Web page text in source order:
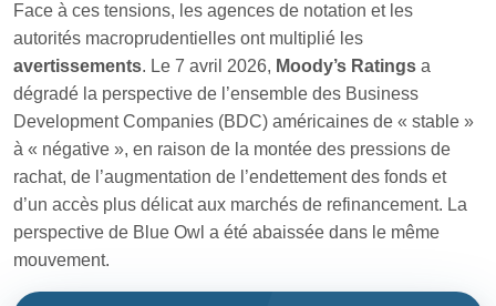
Face à ces tensions, les agences de notation et les
autorités macroprudentielles ont multiplié les
avertissements. Le 7 avril 2026, Moody’s Ratings a
dégradé la perspective de l’ensemble des Business
Development Companies (BDC) américaines de « stable »
à « négative », en raison de la montée des pressions de
rachat, de l’augmentation de l’endettement des fonds et
d’un accès plus délicat aux marchés de refinancement. La
perspective de Blue Owl a été abaissée dans le même
mouvement.